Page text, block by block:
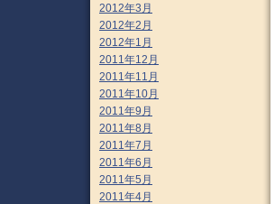
2012年3月
2012年2月
2012年1月
2011年12月
2011年11月
2011年10月
2011年9月
2011年8月
2011年7月
2011年6月
2011年5月
2011年4月